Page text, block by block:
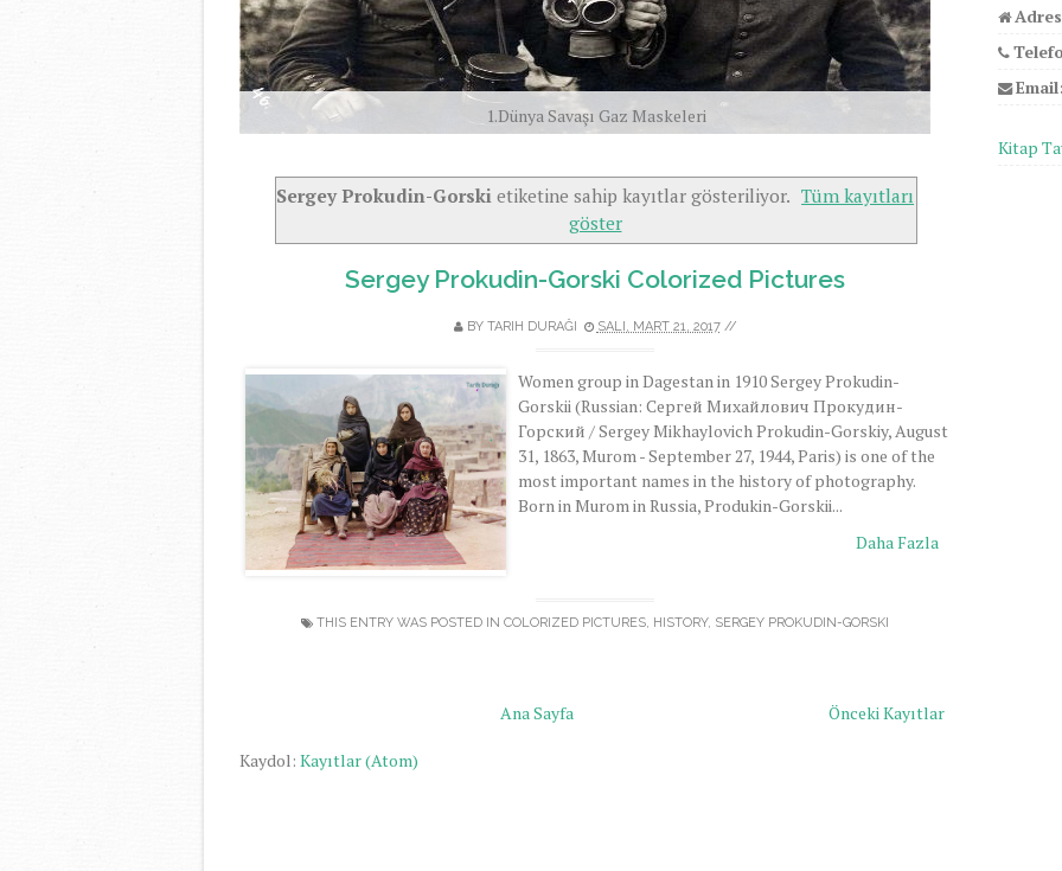
1.Dünya Savaşı Gaz Maskeleri
Sergey Prokudin-Gorski etiketine sahip kayıtlar gösteriliyor. Tüm kayıtları
göster
Sergey Prokudin-Gorski Colorized Pictures
BY TARIH DURAĞI SALI, MART 21, 2017//
Women group in Dagestan in 1910 Sergey Prokudin-
Gorskii (Russian: Сергей Михайлович Прокудин-
Горский / Sergey Mikhaylovich Prokudin-Gorskiy, August
31, 1863, Murom - September 27, 1944, Paris) is one of the
most important names in the history of photography.
Born in Murom in Russia, Produkin-Gorskii...
Daha Fazla
THIS ENTRY WAS POSTED IN COLORIZED PICTURES, HISTORY, SERGEY PROKUDIN-GORSKI
Önceki Kayıtlar
Ana Sayfa
Kaydol: Kayıtlar (Atom)
Kitap